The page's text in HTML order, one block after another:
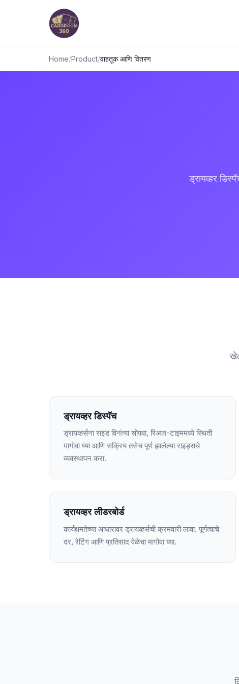
Home/Product/वाहतूक आणि वितरण
ड्रायव्हर
ड्रायव्हर डिस्पॅच
ड्रायव्हर्सना राइड विनंत्या सोपवा, रिअल-टाइममध्ये स्थिती
मागोवा घ्या आणि सक्रिय तसेच पूर्ण झालेल्या राइड्सचे
व्यवस्थापन करा.
ड्रायव्हर लीडरबोर्ड
कार्यक्षमतेच्या आधारावर ड्रायव्हर्सची क्रमवारी लावा. पूर्णत्वाचे
दर, रेटिंग आणि प्रतिसाद वेळेचा मागोवा घ्या.